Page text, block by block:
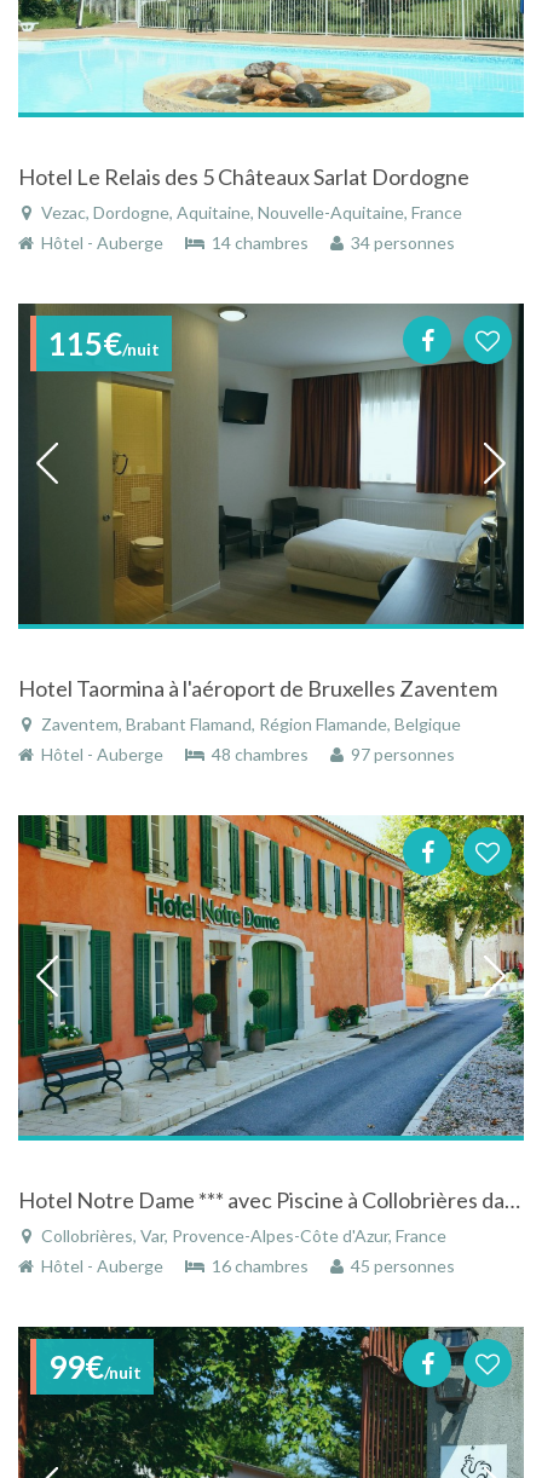
Hotel Le Relais des 5 Châteaux Sarlat Dordogne
Vezac, Dordogne, Aquitaine, Nouvelle-Aquitaine, France
Hôtel - Auberge
14 chambres 34 personnes
115€/nuit
Hotel Taormina à l'aéroport de Bruxelles Zaventem
Zaventem, Brabant Flamand, Région Flamande, Belgique
Hôtel - Auberge
48 chambres 97 personnes
Hotel Notre Dame *** avec Piscine à Collobrières dans le Var - Classé MICHELIN
Collobrières, Var, Provence-Alpes-Côte d'Azur, France
Hôtel - Auberge
16 chambres 45 personnes
99€/nuit